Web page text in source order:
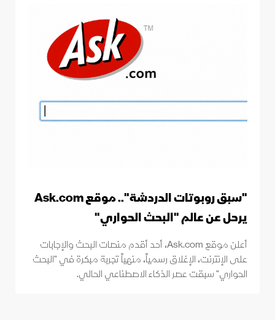
"سبق روبوتات الدردشة".. موقع Ask.com
يرحل عن عالم "البحث الحواري"
أعلن موقع Ask.com، أحد أقدم منصات البحث والإجابات
على الإنترنت، الإغلاق رسمياً، منهياً تجربة مبكرة في "البحث
الحواري" سبقت عصر الذكاء الاصطناعي الحالي.